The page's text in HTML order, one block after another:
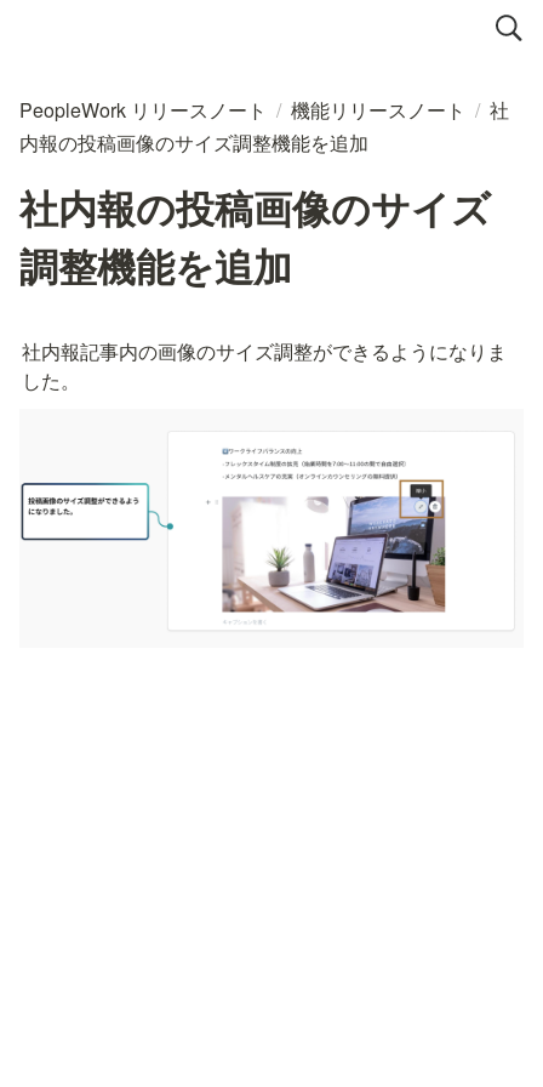
PeopleWork リリースノート / 機能リリースノート / 社
内報の投稿画像のサイズ調整機能を追加
社内報の投稿画像のサイズ
調整機能を追加
社内報記事内の画像のサイズ調整ができるようになりま
した。